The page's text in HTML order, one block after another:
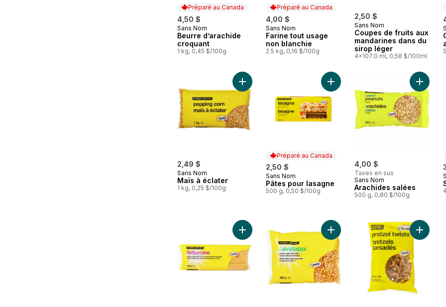
Préparé au Canada
4,50 $
Préparé au Canada
Sans Nom
Beurre d’arachide
croquant
1 kg, 0,45 $/100g
Préparé au Canada
4,00 $
Préparé au Canada
Sans Nom
Farine tout usage
non blanchie
2.5 kg, 0,16 $/100g
2,50 $
Sans Nom
Coupes de fruits aux
mandarines dans du
sirop léger
4x107.0 ml, 0,58 $/100ml
2,49 $
Sans Nom
Maïs à éclater
1 kg, 0,25 $/100g
Ajouter Maïs à éclater au panier
Préparé au Canada
2,50 $
Préparé au Canada
Sans Nom
Pâtes pour lasagne
500 g, 0,50 $/100g
Ajouter Pâtes pour lasagne au
4,00 $
Taxes en sus
Sans Nom
Arachides salées
500 g, 0,80 $/100g
Ajouter
Ajouter Fettucine au panierAjouter Cavatappi au panierAjouter